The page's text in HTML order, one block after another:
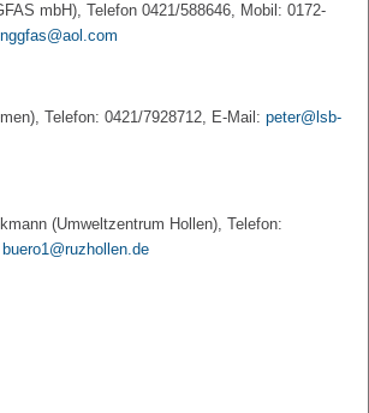
mbH), Telefon 0421/588646, Mobil: 0172-
Telefon: 0421/7928712, E-Mail: peter@lsb-
(Umweltzentrum Hollen), Telefon:
buero1@ruzhollen.de